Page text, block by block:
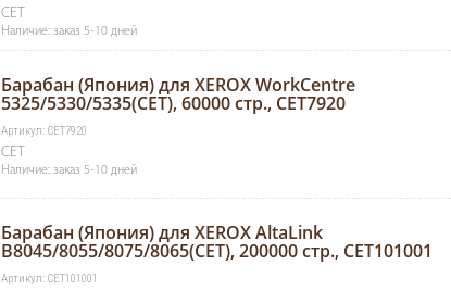
CET
Наличие: заказ 5-10 дней
Барабан (Япония) для XEROX WorkCentre
5325/5330/5335(CET), 60000 стр., CET7920
Артикул: CET7920
CET
Наличие: заказ 5-10 дней
Барабан (Япония) для XEROX AltaLink
B8045/8055/8075/8065(CET), 200000 стр., CET101001
Артикул: CET101001